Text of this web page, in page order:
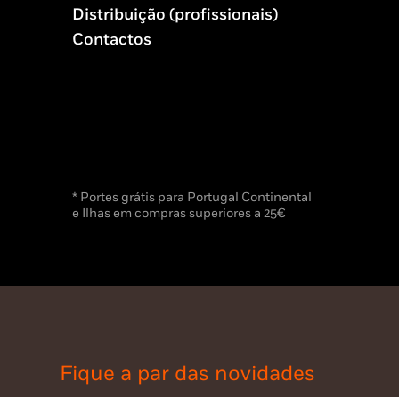
Distribuição (profissionais)
Contactos
* Portes grátis para Portugal Continental
e Ilhas em compras superiores a 25€
Fique a par das novidades